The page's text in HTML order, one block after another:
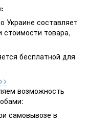
Украине составляет
стоимости товара,
бесплатной для
возможность
самовывозе в